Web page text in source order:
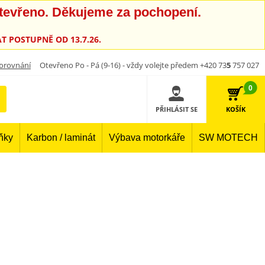
Děkujeme za pochopení.
POSTUPNĚ OD 13.7.26.
Otevřeno Po - Pá (9-16) - vždy volejte předem +420 735757 027
PŘIHLÁSIT SE
0
KOŠÍK
Karbon / laminát Výbava motorkáře SW MOTECH